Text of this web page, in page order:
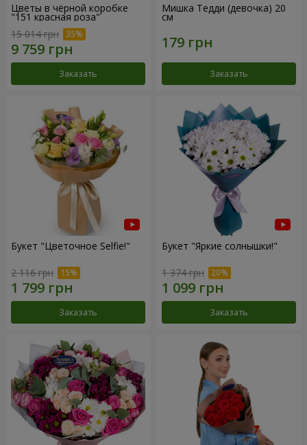
Цветы в чёрной коробке
"151 красная роза"
15 014 грн
Заказать
Мишка Тедди (девочка) 20
см
Заказать
Букет "Цветочное Selfie!"
2 116 грн
Заказать
Букет "Яркие солнышки!"
1 374 грн
Заказать